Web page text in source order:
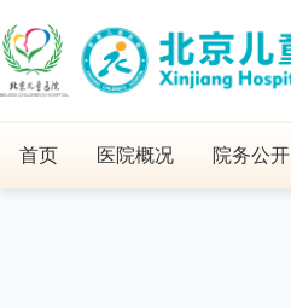
首页 医院概况 院务公开